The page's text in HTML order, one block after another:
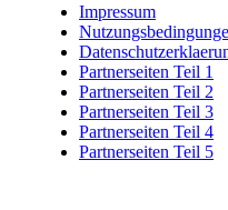
Impressum
Partnerseiten Teil 1
Partnerseiten Teil 2
Partnerseiten Teil 3
Partnerseiten Teil 4
Partnerseiten Teil 5